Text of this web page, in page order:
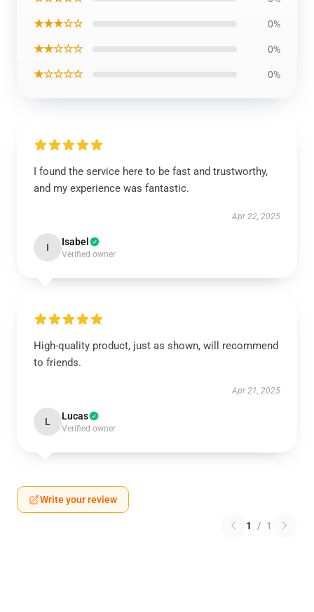
★★★☆☆ 0%
★★☆☆☆ 0%
★☆☆☆☆ 0%
I found the service here to be fast and trustworthy,
and my experience was fantastic.
Apr 22, 2025
I Isabel
Verified owner
High-quality product, just as shown, will recommend
to friends.
Apr 21, 2025
L Lucas
Verified owner
Write your review
1 / 1